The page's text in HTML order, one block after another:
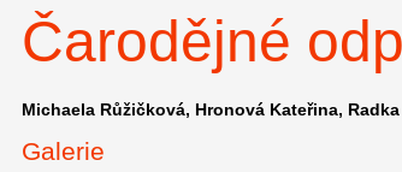
Čarodějné
Michaela Růžičková Hronová Kateřina
Galerie